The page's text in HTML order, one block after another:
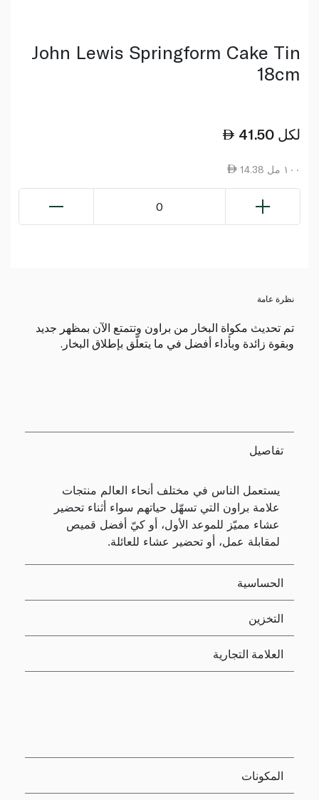
John Lewis Springform Cake Tin
18cm
41.50 لكل
14.38 ١٠٠ مل
0
نظرة عامة
تم تحديث مكواة البخار من براون وتتمتع الآن بمظهر جديد
وبقوة زائدة وبأداء أفضل في ما يتعلّق بإطلاق البخار.
تفاصيل
يستعمل الناس في مختلف أنحاء العالم منتجات
علامة براون التي تسهّل حياتهم سواء أثناء تحضير
عشاء مميّز للموعد الأول، أو كيّ أفضل قميص
لمقابلة عمل، أو تحضير عشاء للعائلة.
الحساسية
التخزين
العلامة التجارية
المكونات